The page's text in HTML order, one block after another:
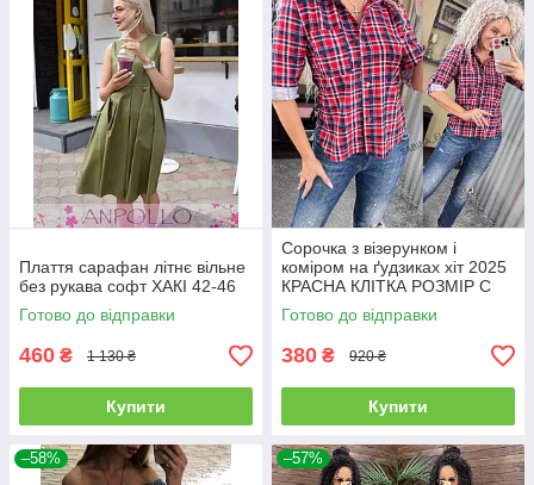
Плаття сарафан літнє вільне
без рукава софт ХАКІ 42-46
Готово до відправки
460 ₴ 1 130 ₴
Купити
Сорочка з візерунком і
коміром на ґудзиках хіт 2025
КРАСНА КЛІТКА РОЗМІР С
Готово до відправки
380 ₴ 920 ₴
Купити
–58% –57%